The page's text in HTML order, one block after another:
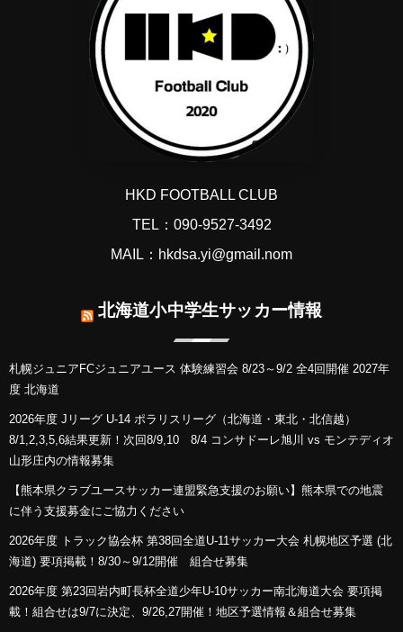
HKD FOOTBALL CLUB
TEL：090-9527-3492
MAIL：hkdsa.yi@gmail.nom
北海道小中学生サッカー情報
札幌ジュニアFCジュニアユース 体験練習会 8/23～9/2 全4回開催 2027年
度 北海道
2026年度 Jリーグ U-14 ポラリスリーグ（北海道・東北・北信越）
8/1,2,3,5,6結果更新！次回8/9,10 8/4 コンサドーレ旭川 vs モンテディオ
山形庄内の情報募集
【熊本県クラブユースサッカー連盟緊急支援のお願い】熊本県での地震
に伴う支援募金にご協力ください
2026年度 トラック協会杯 第38回全道U-11サッカー大会 札幌地区予選 (北
海道) 要項掲載！8/30～9/12開催 組合せ募集
2026年度 第23回岩内町長杯全道少年U-10サッカー南北海道大会 要項掲
載！組合せは9/7に決定、9/26,27開催！地区予選情報＆組合せ募集